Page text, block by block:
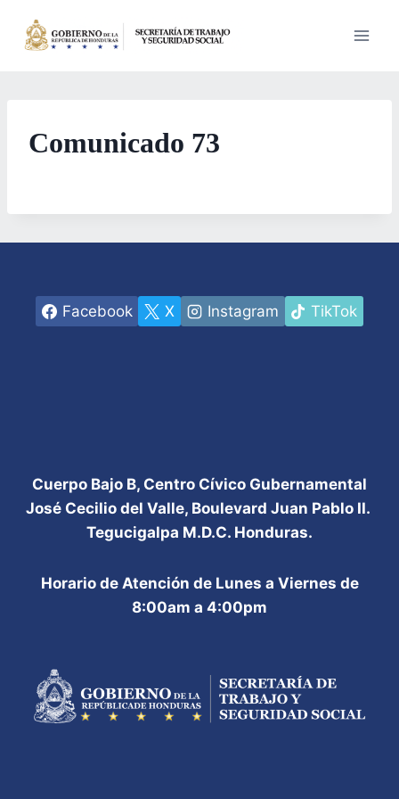
Comunicado 73
Facebook X Instagram TikTok
Cuerpo Bajo B, Centro Cívico Gubernamental
José Cecilio del Valle, Boulevard Juan Pablo II.
Tegucigalpa M.D.C. Honduras.
Horario de Atención de Lunes a Viernes de
8:00am a 4:00pm